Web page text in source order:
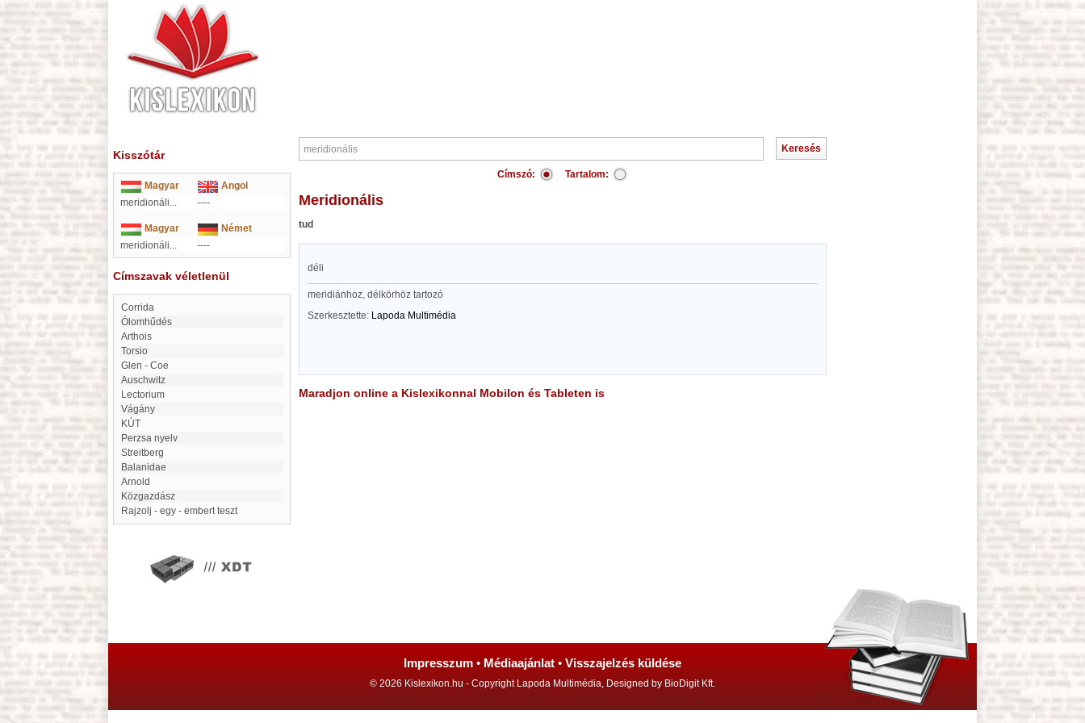
Kisszótár
Magyar
Angol
meridionáli...
----
Magyar
Német
meridionáli...
----
Címszavak véletlenül
corrida
Ólomhűdés
Arthois
Torsio
Glen - Coe
Auschwitz
Lectorium
Vágány
KÚT
perzsa nyelv
Streitberg
Balanidae
Arnold
Közgazdász
Rajzolj - egy - embert teszt
Címszó: Tartalom:
meridionális
tud
déli
meridiánhoz, délkörhöz tartozó
Szerkesztette: Lapoda Multimédia
Maradjon online a Kislexikonnal Mobilon és Tableten is
Impresszum • Médiaajánlat • Visszajelzés küldése
© 2026 Kislexikon.hu - Copyright Lapoda Multimédia, Designed by BioDigit Kft.